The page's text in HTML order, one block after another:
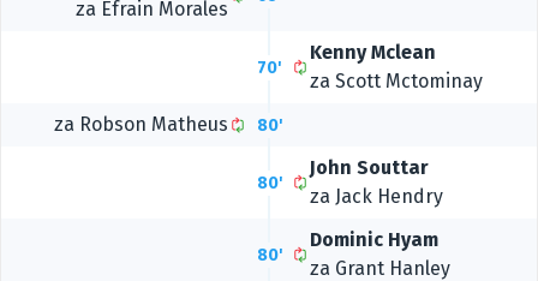
za Efrain Morales
70'
Kenny Mclean
za Scott Mctominay
za Robson Matheus 80'
80'
John Souttar
za Jack Hendry
80'
Dominic Hyam
za Grant Hanley